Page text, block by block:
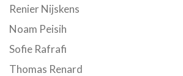
Renier Nijskens
Noam Peisih
Sofie Rafrafi
Thomas Renard